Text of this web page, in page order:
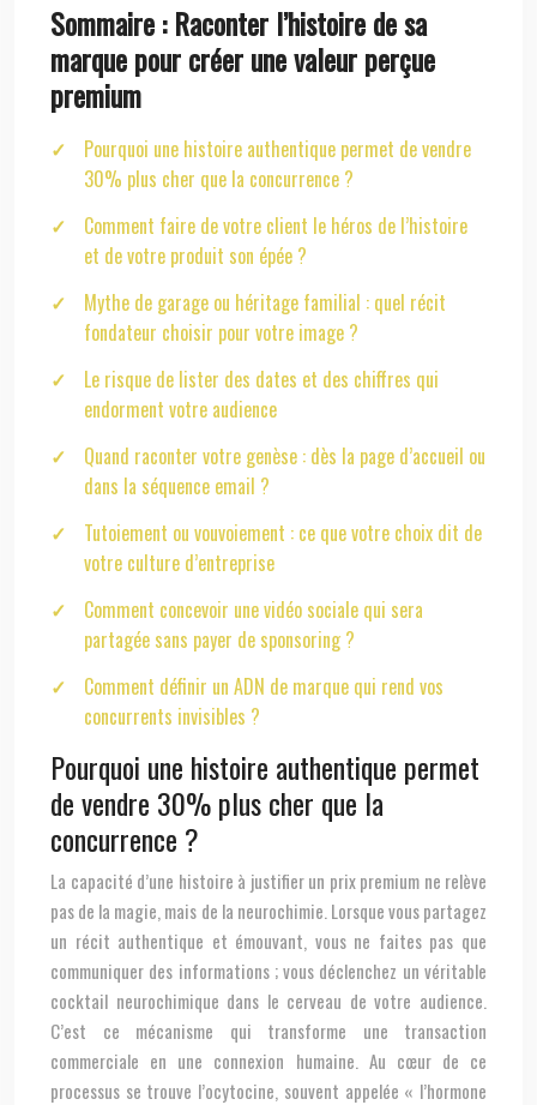
Sommaire : Raconter l’histoire de sa
marque pour créer une valeur perçue
premium
Pourquoi une histoire authentique permet de vendre
30% plus cher que la concurrence ?
Comment faire de votre client le héros de l’histoire
et de votre produit son épée ?
Mythe de garage ou héritage familial : quel récit
fondateur choisir pour votre image ?
Le risque de lister des dates et des chiffres qui
endorment votre audience
Quand raconter votre genèse : dès la page d’accueil ou
dans la séquence email ?
Tutoiement ou vouvoiement : ce que votre choix dit de
votre culture d’entreprise
Comment concevoir une vidéo sociale qui sera
partagée sans payer de sponsoring ?
Comment définir un ADN de marque qui rend vos
concurrents invisibles ?
Pourquoi une histoire authentique permet
de vendre 30% plus cher que la
concurrence ?
La capacité d’une histoire à justifier un prix premium ne relève
pas de la magie, mais de la neurochimie. Lorsque vous partagez
un récit authentique et émouvant, vous ne faites pas que
communiquer des informations ; vous déclenchez un véritable
cocktail neurochimique dans le cerveau de votre audience.
C’est ce mécanisme qui transforme une transaction
commerciale en une connexion humaine. Au cœur de ce
processus se trouve l’ocytocine, souvent appelée « l’hormone